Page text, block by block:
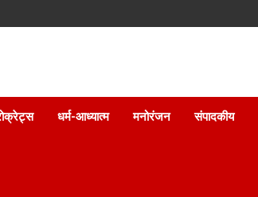
धर्म-आध्यात्म मनोरंजन संपादकीय